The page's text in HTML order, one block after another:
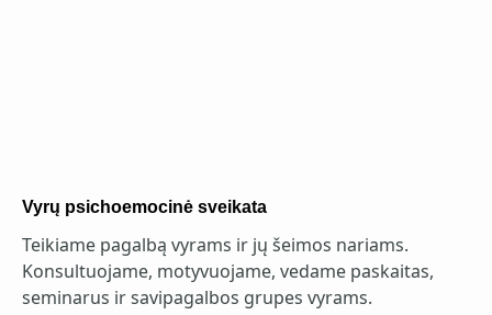
Vyrų psichoemocinė sveikata
Teikiame pagalbą vyrams ir jų šeimos nariams.
Konsultuojame, motyvuojame, vedame paskaitas,
seminarus ir savipagalbos grupes vyrams.